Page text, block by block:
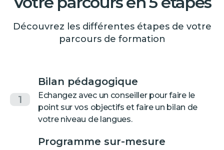
Découvrez les différentes étapes de votre
parcours de formation
1
Bilan pédagogique
Echangez avec un conseiller pour faire le
point sur vos objectifs et faire un bilan de
votre niveau de langues.
Programme sur-mesure